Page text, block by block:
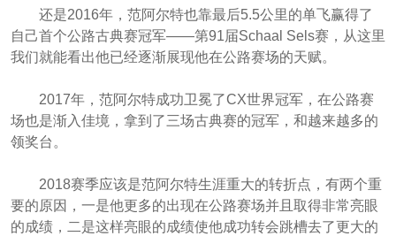
还是2016年，范阿尔特也靠最后5.5公里的单飞赢得了
自己首个公路古典赛冠军——第91届Schaal Sels赛，从这里
我们就能看出他已经逐渐展现他在公路赛场的天赋。
2017年，范阿尔特成功卫冕了CX世界冠军，在公路赛
场也是渐入佳境，拿到了三场古典赛的冠军，和越来越多的
领奖台。
2018赛季应该是范阿尔特生涯重大的转折点，有两个重
要的原因，一是他更多的出现在公路赛场并且取得非常亮眼
的成绩，二是这样亮眼的成绩使他成功转会跳槽去了更大的